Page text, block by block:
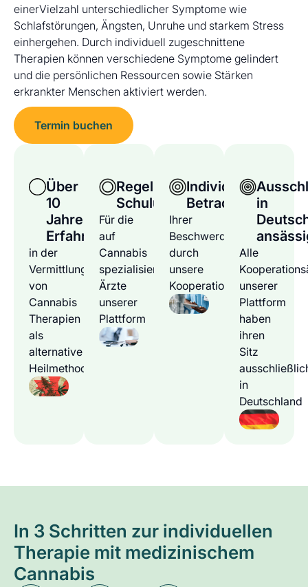
einerVielzahl unterschiedlicher Symptome wie
Schlafstörungen, Ängsten, Unruhe und starkem Stress
einhergehen. Durch individuell zugeschnittene
Therapien können verschiedene Symptome gelindert
und die persönlichen Ressourcen sowie Stärken
erkrankter Menschen aktiviert werden.
Termin buchen
Über
10
Jahre
Erfahrung
in der
Vermittlung
von
Cannabis
Therapien
als
alternative
Heilmethode
Regelmäßige
Schulungen
Für die
auf
Cannabis
spezialisierten
Ärzte
unserer
Plattform
Individuelle
Betrachtung
Ihrer
Beschwerden
durch
unsere
Kooperationsärzte
in
Alle
unserer
Plattform
haben
ihren
Sitz
in
Deutschland
In 3 Schritten zur individuellen
Therapie mit medizinischem
Cannabis